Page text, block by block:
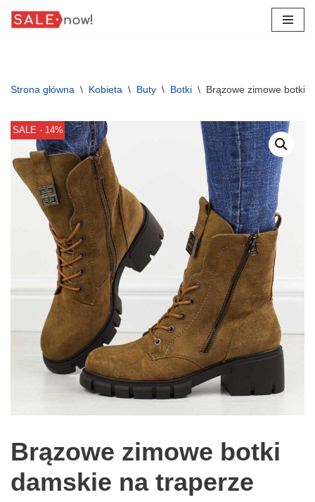
Strona główna \ Kobieta \ Buty \ Botki \ Brązowe zimowe botki
SALE - 14%
Brązowe zimowe botki
damskie na traperze